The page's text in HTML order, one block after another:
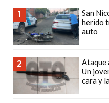
CREAR
TIENDA
ONLINE
SUPLEMENTOS
DEPORTIVOS
EN
1
San
herido
auto
2
Ataque
Un
cara y